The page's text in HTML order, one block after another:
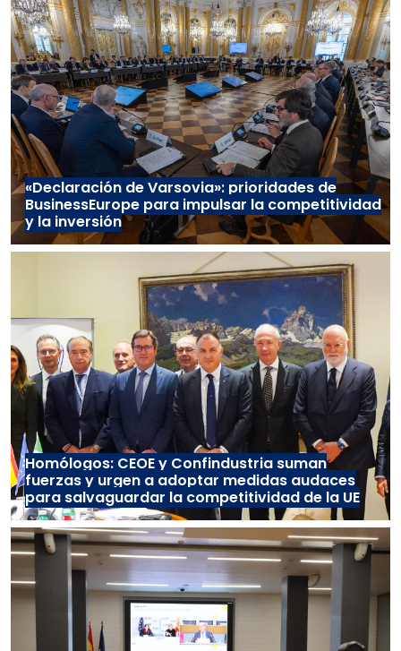
«Declaración de Varsovia»: prioridades de
BusinessEurope para impulsar la competitividad
y la inversión
Homólogos: CEOE y Confindustria suman
fuerzas y urgen a adoptar medidas audaces
para salvaguardar la competitividad de la UE